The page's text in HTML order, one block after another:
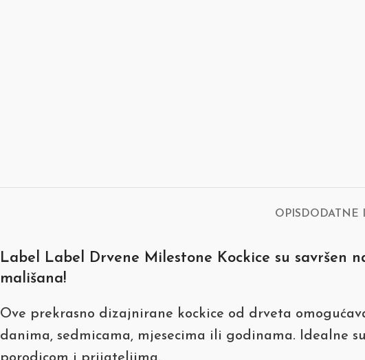
OPIS DODATNE
Label Label Drvene Milestone Kockice su savršen
mališana!
Ove prekrasno dizajnirane kockice od drveta
danima, sedmicama, mjesecima ili godinama. Idealne